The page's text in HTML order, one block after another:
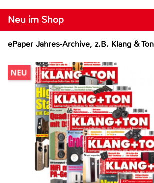
Neu im Shop
ePaper Jahres-Archive, z.B. Klang & Ton